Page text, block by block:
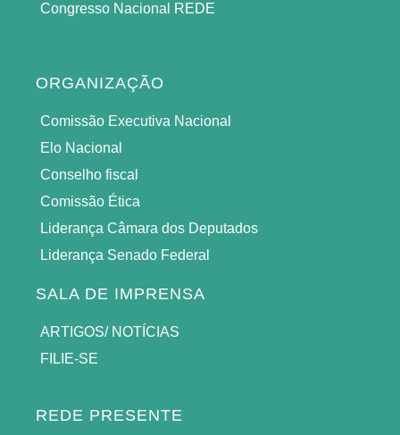
Congresso Nacional REDE
ORGANIZAÇÃO
Comissão Executiva Nacional
Elo Nacional
Conselho fiscal
Comissão Ética
Liderança Câmara dos Deputados
Liderança Senado Federal
SALA DE IMPRENSA
ARTIGOS/ NOTÍCIAS
FILIE-SE
REDE PRESENTE